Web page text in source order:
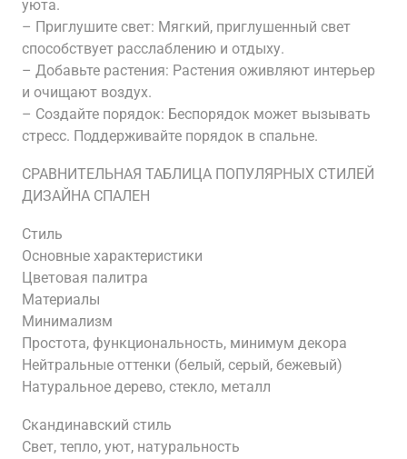
уюта.
– Приглушите свет: Мягкий, приглушенный свет
способствует расслаблению и отдыху.
– Добавьте растения: Растения оживляют интерьер
и очищают воздух.
– Создайте порядок: Беспорядок может вызывать
стресс. Поддерживайте порядок в спальне.
СРАВНИТЕЛЬНАЯ ТАБЛИЦА ПОПУЛЯРНЫХ СТИЛЕЙ
ДИЗАЙНА СПАЛЕН
Стиль
Основные характеристики
Цветовая палитра
Материалы
Минимализм
Простота, функциональность, минимум декора
Нейтральные оттенки (белый, серый, бежевый)
Натуральное дерево, стекло, металл
Скандинавский стиль
Свет, тепло, уют, натуральность